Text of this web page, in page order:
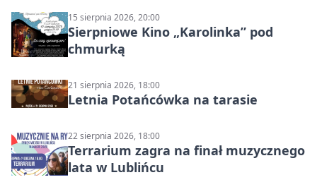
15 sierpnia 2026, 20:00
Sierpniowe Kino „Karolinka” pod
chmurką
21 sierpnia 2026, 18:00
Letnia Potańcówka na tarasie
22 sierpnia 2026, 18:00
Terrarium zagra na finał muzycznego
lata w Lublińcu